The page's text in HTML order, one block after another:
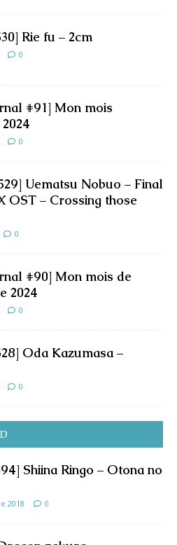
Rie fu – 2cm
0
#91] Mon mois
0
Uematsu Nobuo – Final
OST – Crossing those
0
#90] Mon mois de
2024
0
Oda Kazumasa –
0
Shiina Ringo – Otona no
2018 0